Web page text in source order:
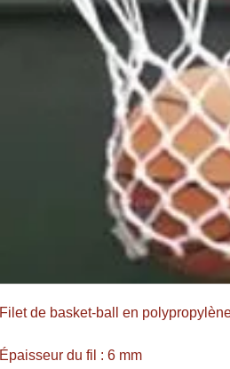
Filet de basket-ball en polypropylène
Épaisseur du fil : 6 mm